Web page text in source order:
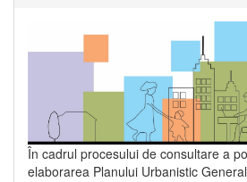
În cadrul procesului de consultare a
elaborarea Planului Urbanistic